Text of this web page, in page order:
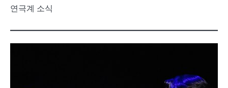
연극계 소식